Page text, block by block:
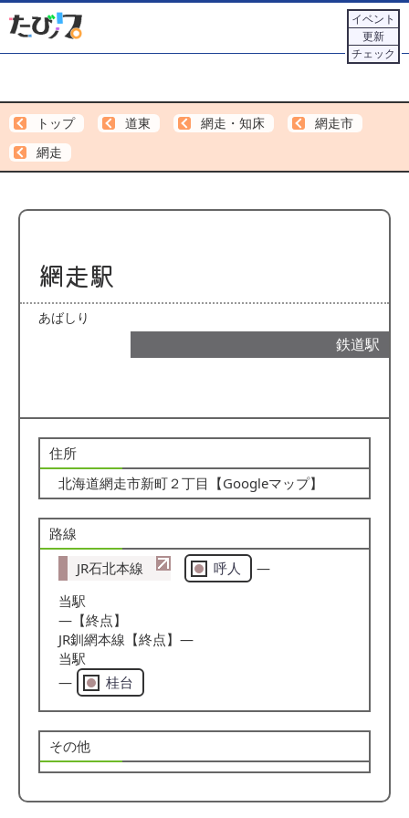
イベント
更新
チェック
トップ 道東 網走・知床
網走市
網走
網走駅
あばしり
鉄道駅
住所
北海道網走市新町２丁目【Googleマップ】
路線
JR石北本線
呼人
―
当駅
―【終点】
JR釧網本線 【終点】―
当駅
―
桂台
その他